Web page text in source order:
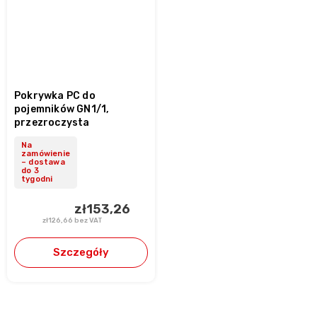
Pokrywka PC do
pojemników GN1/1,
przezroczysta
Na
zamówienie
– dostawa
do 3
tygodni
zł126,66 bez VAT
zł153,26
Szczegóły